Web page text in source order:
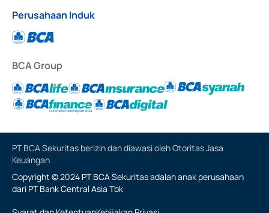
Perusahaan Induk
BCA Group
PT BCA Sekuritas berizin dan diawasi oleh Otoritas Jasa
Keuangan
Copyright © 2024 PT BCA Sekuritas adalah anak perusahaan
dari PT Bank Central Asia Tbk